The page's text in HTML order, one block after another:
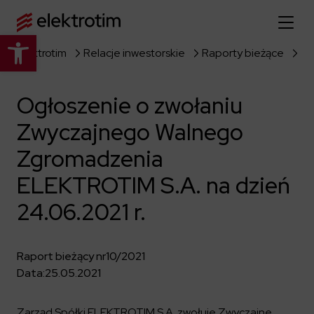
Otwórz pasek narzędzi
Strona główna
O nas
Więcej o nas
O firmie
Strategia
Władze spółki
Portfolio
Oferta
Poznaj pełną ofertę
Budownictwo Specjalistyczne
Resorty obronne
Przemysł
Aktualności
Dowiedz się więcej
Kariera
Elektrotim Relacje inwestorskie Raporty bieżące
Ogłoszenie o zwołaniu
Zwyczajnego Walnego
Zgromadzenia
ELEKTROTIM S.A. na dzień
24.06.2021 r.
Raport bieżący nr10/2021
Data:25.05.2021